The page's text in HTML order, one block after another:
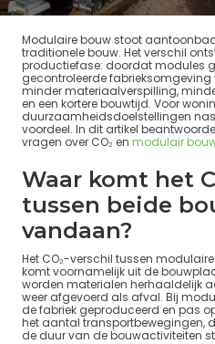
Modulaire bouw stoot
traditionele bouw. Het verschil
productiefase: doordat modules
gecontroleerde fabrieksomgeving
minder materiaalverspilling,
en een kortere bouwtijd. Voor
duurzaamheidsdoelstellingen
voordeel. In dit artikel
vragen over CO₂ en modulair
Waar komt het
tussen beide
vandaan?
Het CO₂-verschil tussen
komt voornamelijk uit de
worden materialen herhaaldelijk
weer afgevoerd als afval. Bij
de fabriek geproduceerd en pas
het aantal transportbewegingen,
de duur van de bouwactiviteiten